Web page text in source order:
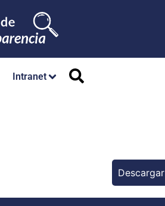
Intranet
Descargar